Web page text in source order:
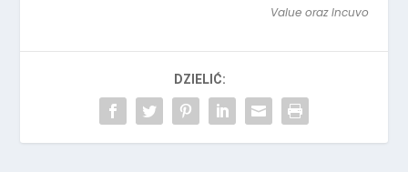
Value oraz Incuvo
DZIELIĆ: